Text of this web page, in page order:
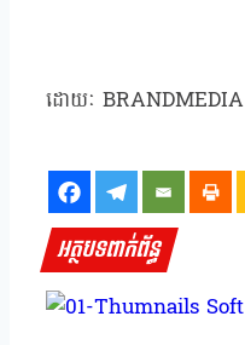
ដោយៈ BRANDMEDIA
អត្ថបទពាក់ព័ន្ធ